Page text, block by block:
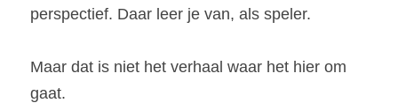
perspectief. Daar leer je van, als speler.
Maar dat is niet het verhaal waar het hier om
gaat.